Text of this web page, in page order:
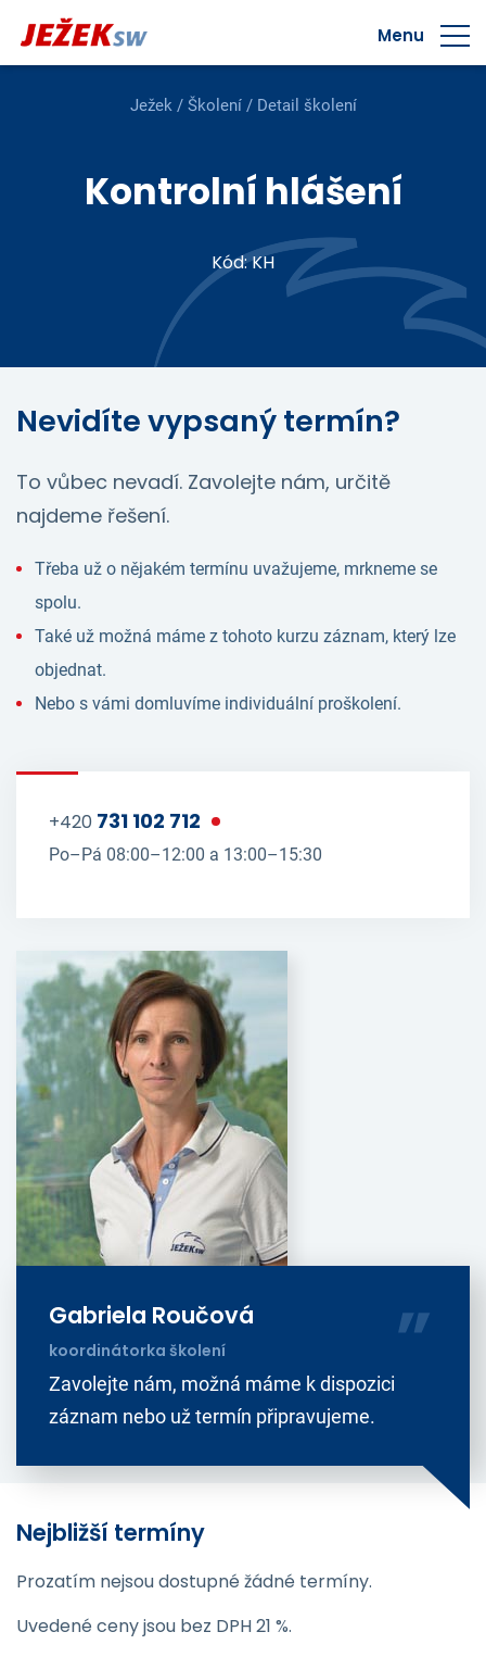
Menu
Ježek/ Školení/ Detail školení
Kontrolní hlášení
Kód: KH
Nevidíte vypsaný termín?
To vůbec nevadí. Zavolejte nám, určitě
najdeme řešení.
Třeba už o nějakém termínu uvažujeme, mrkneme se
spolu.
Také už možná máme z tohoto kurzu záznam, který lze
objednat.
Nebo s vámi domluvíme individuální proškolení.
+420 731 102 712
Po–Pá 08:00–12:00 a 13:00–15:30
Gabriela Roučová
koordinátorka školení
Zavolejte nám, možná máme k dispozici
záznam nebo už termín připravujeme.
Nejbližší termíny
Prozatím nejsou dostupné žádné termíny.
Uvedené ceny jsou bez DPH 21 %.